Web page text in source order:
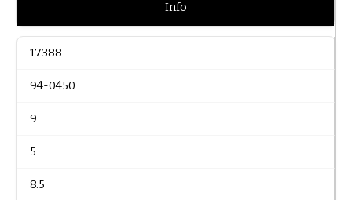
Info
17388
94-0450
9
5
8.5